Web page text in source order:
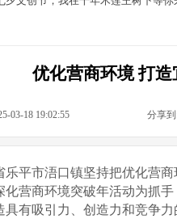
优化营商环境 打造
03-18 19:02:55 分享
市浯口镇坚持把优化营商
化营商环境突破年活动为抓
有吸引力、创造力和竞争力